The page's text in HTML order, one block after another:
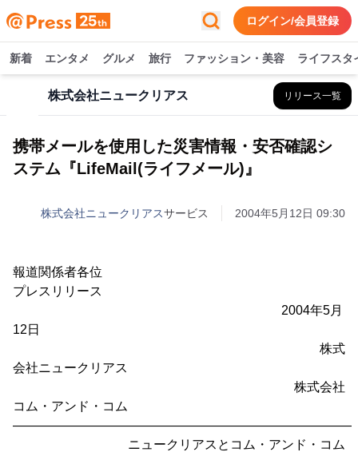
ログイン/会員登録
新着 エンタメ グルメ 旅行 ファッション・美容 ライフスタ
株式会社ニュークリアス リリース一覧
携帯メールを使用した災害情報・安否確認シ
ステム『LifeMail(ライフメール)』
株式会社ニュークリアスサービス 2004年5月12日 09:30
報道関係者各位
プレスリリース
2004年5月
12日
株式
会社ニュークリアス
株式会社
コム・アンド・コム
ニュークリアスとコム・アンド・コム